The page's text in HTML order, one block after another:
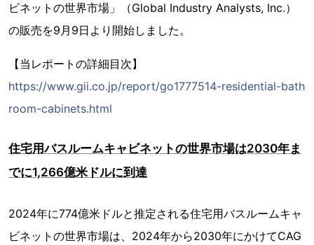
ビネットの世界市場」（Global Industry Analysts, Inc.）
の販売を9月9日より開始しました。
【当レポートの詳細目次】
https://www.gii.co.jp/report/go1777514-residential-bath
room-cabinets.html
住宅用バスルームキャビネットの世界市場は2030年ま
でに1,266億米ドルに到達
2024年に774億米ドルと推定される住宅用バスルームキャ
ビネットの世界市場は、2024年から2030年にかけてCAG